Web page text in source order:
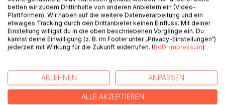
Trudi muss was tun! Die Familie hackt auf ihr herum, ihr
Mann zeigt kein Interesse mehr, die Pfunde müssen runter!
Ein Aufenthalt in einer Diät-Klinik scheint die rettende
winzigen Teller und mageren Portionen. Was tun, wenn der
Hunger sie nachts aus dem Bett treibt? Natürlich: ab in die
Küche! Nur dass sie dort nicht allein is(s)t …
betten wir zudem Drittinhalte von anderen Anbietern ein (Video-
Plattformen). Wir haben auf die weitere Datenverarbeitung und ein
etwaiges Tracking durch den Drittanbieter keinen Einfluss. Mit deiner
Einstellung willigst du in die oben beschriebenen Vorgänge ein. Du
kannst deine Einwilligung (z. B. im Footer unter „Privacy-Einstellungen“)
jederzeit mit Wirkung für die Zukunft widerrufen. (BoD-Impressum)
ABLEHNEN ANPASSEN
ALLE AKZEPTIEREN